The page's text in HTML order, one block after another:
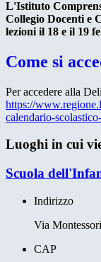
L'Istituto
Collegio Docenti e
lezioni il 18 e il 19
Come si
Per accedere alla
https://
calendario-
Luoghi in cui
Scuola
Indirizzo
Via
CAP